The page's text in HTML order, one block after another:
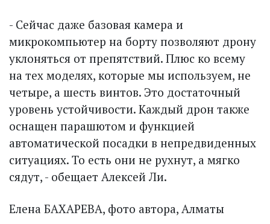
- Сейчас даже базовая камера и
микрокомпьютер на борту позволяют дрону
уклоняться от препятствий. Плюс ко всему
на тех моделях, которые мы используем, не
четыре, а шесть винтов. Это достаточный
уровень устойчивости. Каждый дрон также
оснащен парашютом и функ­цией
автоматической посадки в непредвиденных
ситуациях. То есть они не рухнут, а мягко
сядут, - обе­щает Алексей Ли.
Елена БАХАРЕВА, фото автора, Алматы